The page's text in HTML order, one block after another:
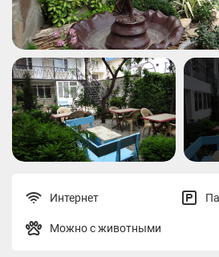
Интернет
Можно с животными